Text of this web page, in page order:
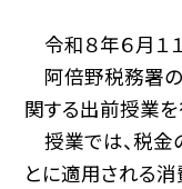
令和８年６月１１
阿倍野税務署の
関する出前授業を
授業では、税金
とに適用される消